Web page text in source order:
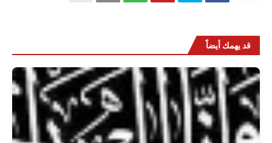
قد يهمك أيضاً